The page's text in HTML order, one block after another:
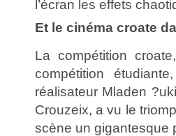
l’écran les effets
Et le cinéma croate
La compétition
compétition
réalisateur Mladen
Crouzeix, a vu le
scène un gigantesque